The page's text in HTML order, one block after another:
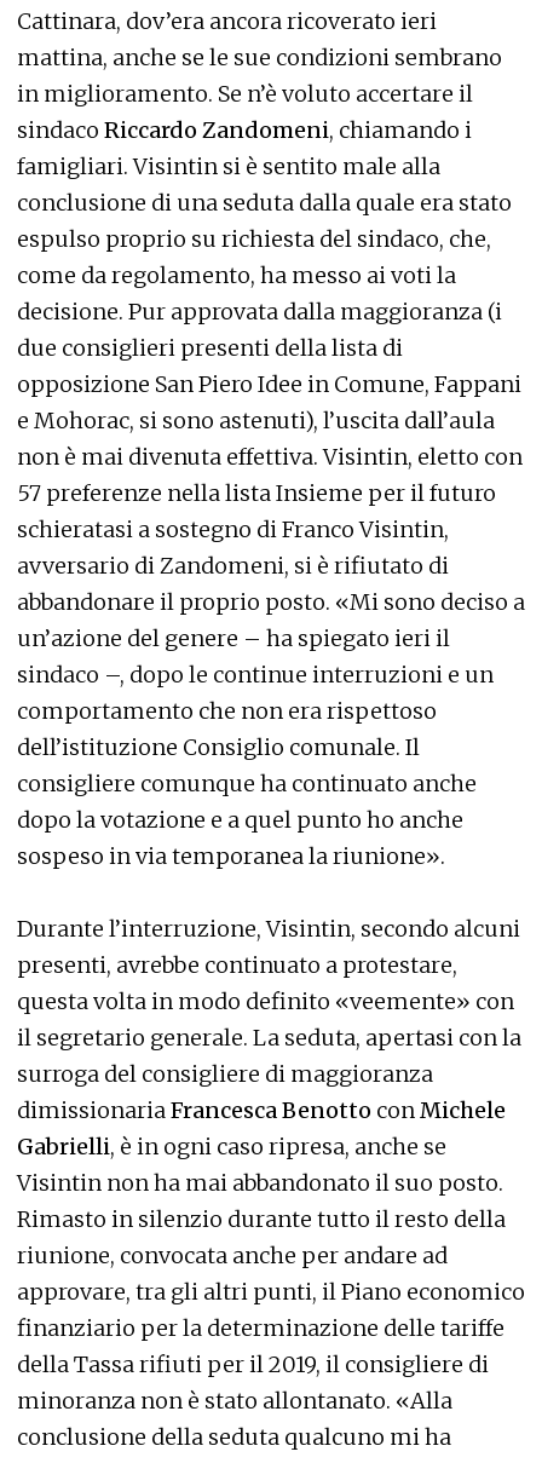
Cattinara, dov’era ancora ricoverato ieri
mattina, anche se le sue condizioni sembrano
in miglioramento. Se n’è voluto accertare il
sindaco Riccardo Zandomeni, chiamando i
famigliari. Visintin si è sentito male alla
conclusione di una seduta dalla quale era stato
espulso proprio su richiesta del sindaco, che,
come da regolamento, ha messo ai voti la
decisione. Pur approvata dalla maggioranza (i
due consiglieri presenti della lista di
opposizione San Piero Idee in Comune, Fappani
e Mohorac, si sono astenuti), l’uscita dall’aula
non è mai divenuta effettiva. Visintin, eletto con
57 preferenze nella lista Insieme per il futuro
schieratasi a sostegno di Franco Visintin,
avversario di Zandomeni, si è rifiutato di
abbandonare il proprio posto. «Mi sono deciso a
un’azione del genere – ha spiegato ieri il
sindaco –, dopo le continue interruzioni e un
comportamento che non era rispettoso
dell’istituzione Consiglio comunale. Il
consigliere comunque ha continuato anche
dopo la votazione e a quel punto ho anche
sospeso in via temporanea la riunione».
Durante l’interruzione, Visintin, secondo alcuni
presenti, avrebbe continuato a protestare,
questa volta in modo definito «veemente» con
il segretario generale. La seduta, apertasi con la
surroga del consigliere di maggioranza
dimissionaria Francesca Benotto con Michele
Gabrielli, è in ogni caso ripresa, anche se
Visintin non ha mai abbandonato il suo posto.
Rimasto in silenzio durante tutto il resto della
riunione, convocata anche per andare ad
approvare, tra gli altri punti, il Piano economico
finanziario per la determinazione delle tariffe
della Tassa rifiuti per il 2019, il consigliere di
minoranza non è stato allontanato. «Alla
conclusione della seduta qualcuno mi ha